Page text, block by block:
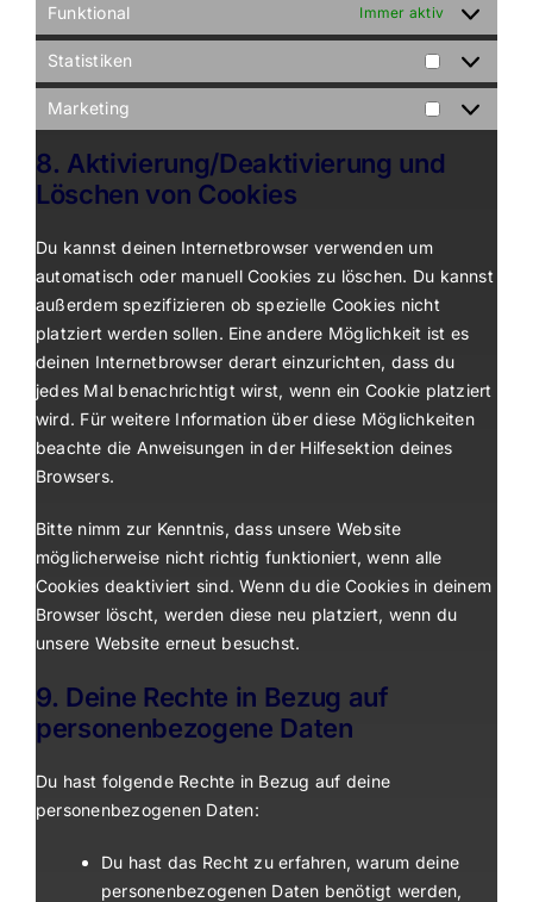
Funktional Immer aktiv
Statistiken
Statistiken
Marketing
Marketing
8. Aktivierung/Deaktivierung und
Löschen von Cookies
Du kannst deinen Internetbrowser verwenden um
automatisch oder manuell Cookies zu löschen. Du kannst
außerdem spezifizieren ob spezielle Cookies nicht
platziert werden sollen. Eine andere Möglichkeit ist es
deinen Internetbrowser derart einzurichten, dass du
jedes Mal benachrichtigt wirst, wenn ein Cookie platziert
wird. Für weitere Information über diese Möglichkeiten
beachte die Anweisungen in der Hilfesektion deines
Browsers.
Bitte nimm zur Kenntnis, dass unsere Website
möglicherweise nicht richtig funktioniert, wenn alle
Cookies deaktiviert sind. Wenn du die Cookies in deinem
Browser löscht, werden diese neu platziert, wenn du
unsere Website erneut besuchst.
9. Deine Rechte in Bezug auf
personenbezogene Daten
Du hast folgende Rechte in Bezug auf deine
personenbezogenen Daten:
Du hast das Recht zu erfahren, warum deine
personenbezogenen Daten benötigt werden,